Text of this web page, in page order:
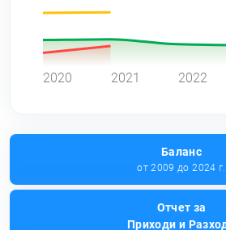
2020 2021 2022
Баланс
от 2009 до 2024 г.
Отчет за
Приходи и